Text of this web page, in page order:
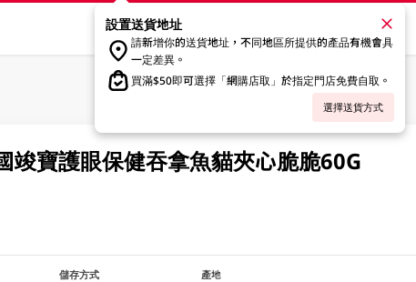
設置送貨地址
請新增你的送貨地址，不同地區所提供的產品有機會具
一定差異。
買滿$50即可選擇「網購店取」於指定門店免費自取。
選擇送貨方式
竣寶護眼保健吞拿魚貓夾心脆脆60G
儲存方式
產地